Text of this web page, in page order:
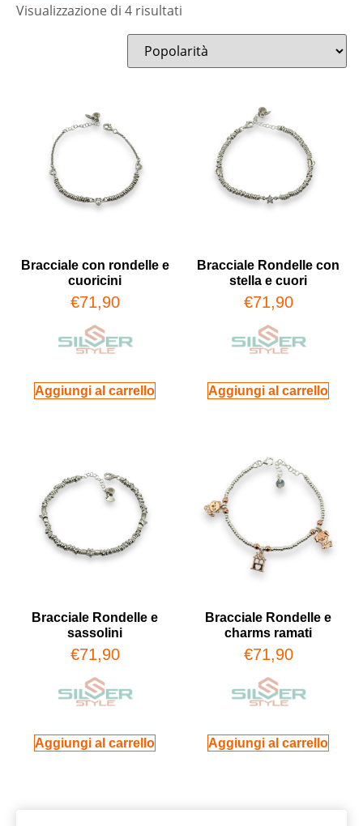
Visualizzazione di 4 risultati
Bracciale con rondelle e
cuoricini
€71,90
Aggiungi al carrello
Bracciale Rondelle con
stella e cuori
€71,90
Aggiungi al carrello
Bracciale Rondelle e
sassolini
€71,90
Aggiungi al carrello
Bracciale Rondelle e
charms ramati
€71,90
Aggiungi al carrello